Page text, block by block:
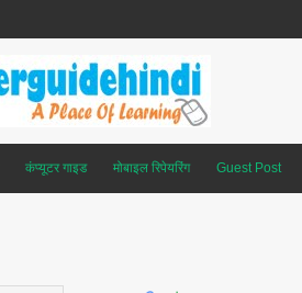
कंप्यूटर गाइड मोबाइल रिपेयरिंग Guest Post